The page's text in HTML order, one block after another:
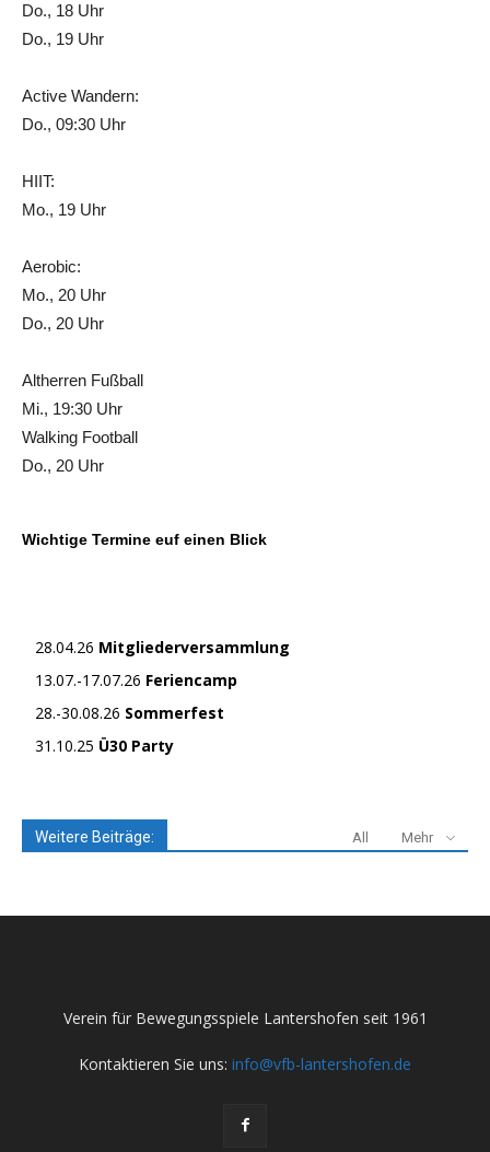
Do., 18 Uhr
Do., 19 Uhr
Active Wandern:
Do., 09:30 Uhr
HIIT:
Mo., 19 Uhr
Aerobic:
Mo., 20 Uhr
Do., 20 Uhr
Altherren Fußball
Mi., 19:30 Uhr
Walking Football
Do., 20 Uhr
Wichtige Termine euf einen Blick
28.04.26 Mitgliederversammlung
13.07.-17.07.26 Feriencamp
28.-30.08.26 Sommerfest
31.10.25 Ü30 Party
Weitere Beiträge: All Mehr
Verein für Bewegungsspiele Lantershofen seit 1961
Kontaktieren Sie uns: info@vfb-lantershofen.de